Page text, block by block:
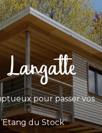
pour passer vos
du Stock